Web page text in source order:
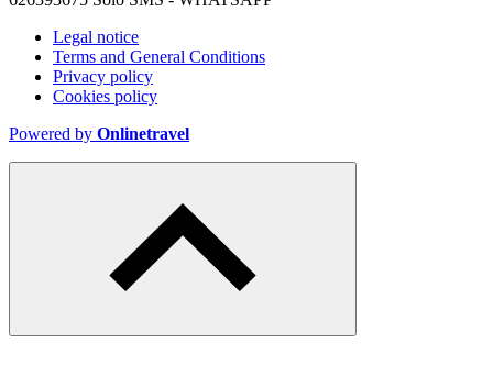
Legal notice
Terms and General Conditions
Privacy policy
Cookies policy
Powered by Onlinetravel